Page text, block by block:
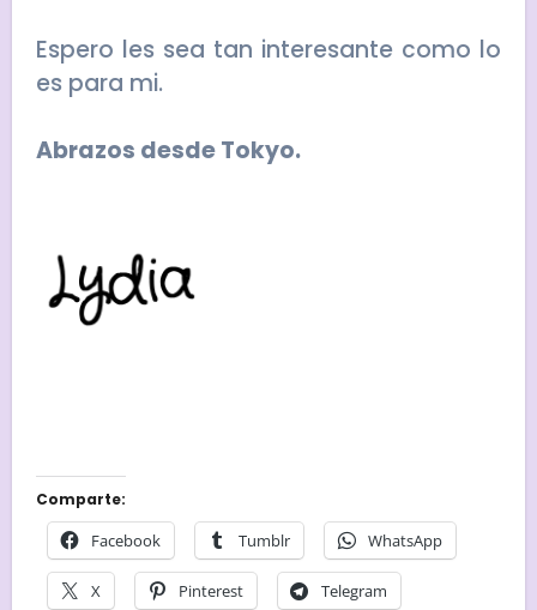
Espero les sea tan interesante como lo
es para mi.
Abrazos desde Tokyo.
Comparte:
Facebook Tumblr WhatsApp
X Pinterest Telegram